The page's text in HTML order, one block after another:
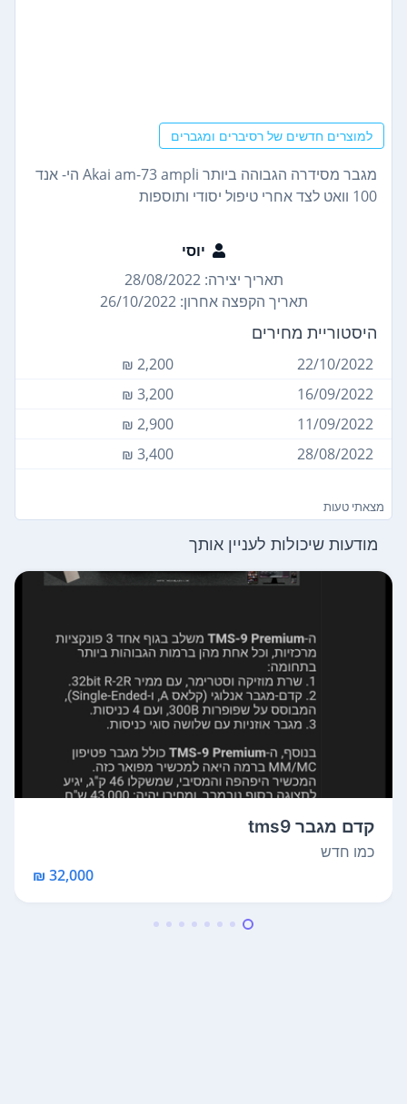
למוצרים חדשים של רסיברים ומגברים
מגבר מסידרה הגבוהה ביותר Akai am-73 ampli הי- אנד
100 וואט לצד אחרי טיפול יסודי ותוספות
יוסי
תאריך יצירה: 28/08/2022
תאריך הקפצה אחרון: 26/10/2022
היסטוריית מחירים
22/10/2022
2,200 ₪
16/09/2022
3,200 ₪
11/09/2022
2,900 ₪
28/08/2022
3,400 ₪
מצאתי טעות
מודעות שיכולות לעניין אותך
קדם מגבר tms9
כמו חדש
32,000 ₪